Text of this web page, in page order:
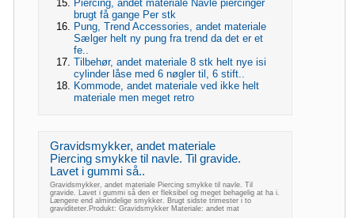
Piercing, andet materiale Navle piercinger
brugt få gange Per stk
Pung, Trend Accessories, andet materiale
Sælger helt ny pung fra trend da det er et
fe..
Tilbehør, andet materiale 8 stk helt nye isi
cylinder låse med 6 nøgler til, 6 stift..
Kommode, andet materiale ved ikke helt
materiale men meget retro
Gravidsmykker, andet materiale
Piercing smykke til navle. Til gravide.
Lavet i gummi så..
Gravidsmykker, andet materiale Piercing smykke til navle. Til
gravide. Lavet i gummi så den er fleksibel og meget behagelig at ha i.
Længere end almindelige smykker. Brugt sidste trimester i to
graviditeter.Produkt: Gravidsmykker Materiale: andet mat